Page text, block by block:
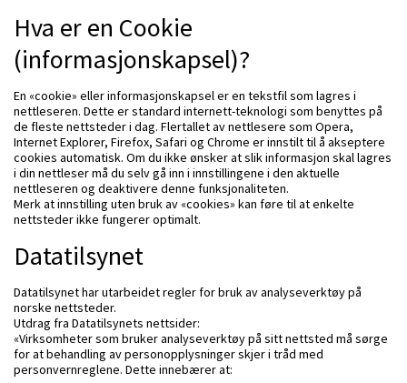
Hva er en Cookie
(informasjonskapsel)?
En «cookie» eller informasjonskapsel er en tekstfil som lagres i
nettleseren. Dette er standard internett-teknologi som benyttes på
de fleste nettsteder i dag. Flertallet av nettlesere som Opera,
Internet Explorer, Firefox, Safari og Chrome er innstilt til å akseptere
cookies automatisk. Om du ikke ønsker at slik informasjon skal lagres
i din nettleser må du selv gå inn i innstillingene i den aktuelle
nettleseren og deaktivere denne funksjonaliteten.
Merk at innstilling uten bruk av «cookies» kan føre til at enkelte
nettsteder ikke fungerer optimalt.
Datatilsynet
Datatilsynet har utarbeidet regler for bruk av analyseverktøy på
norske nettsteder.
Utdrag fra Datatilsynets nettsider:
«Virksomheter som bruker analyseverktøy på sitt nettsted må sørge
for at behandling av personopplysninger skjer i tråd med
personvernreglene. Dette innebærer at: